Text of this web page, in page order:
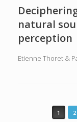
natural
perception
Etienne Thoret &
Post navigation
1 2